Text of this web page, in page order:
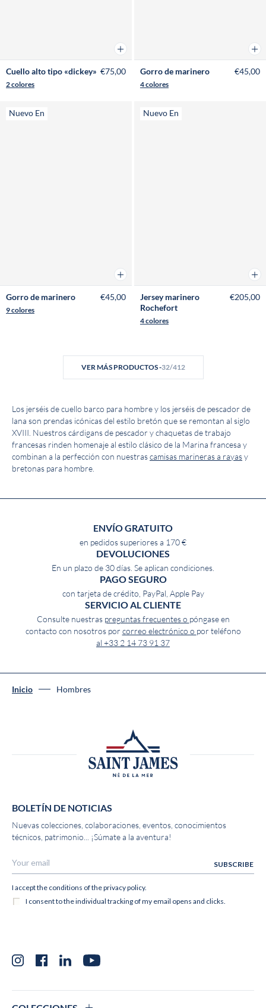
Añadir a la cesta
Cuello alto tipo «dickey»
2 colores
€75,00 Gorro de marinero
4 colores
€45,00
Nuevo En
Añadir a la cesta
Gorro de marinero
9 colores
€45,00
Nuevo En
Jersey marinero
Rochefort
4 colores
€205,00
VER MÁS PRODUCTOS -32/412
Los jerséis de cuello barco para hombre y los jerséis de pescador de
lana son prendas icónicas del estilo bretón que se remontan al siglo
XVIII. Nuestros cárdigans de pescador y chaquetas de trabajo
francesas rinden homenaje al estilo clásico de la Marina francesa y
combinan a la perfección con nuestrascamisas marineras a rayasy
bretonas para hombre.
ENVÍO GRATUITO
en pedidos superiores a 170 €
DEVOLUCIONES
En un plazo de 30 días. Se aplican condiciones.
PAGO SEGURO
con tarjeta de crédito, PayPal, Apple Pay
SERVICIO AL CLIENTE
Consulte nuestras preguntas frecuentes o póngase en
contacto con nosotros por correo electrónico o por teléfono
al +33 2 14 73 91 37
Inicio Hombres
BOLETÍN DE NOTICIAS
Nuevas colecciones, colaboraciones, eventos, conocimientos
técnicos, patrimonio... ¡Súmate a la aventura!
InstagramFacebookLinkedInYouTube